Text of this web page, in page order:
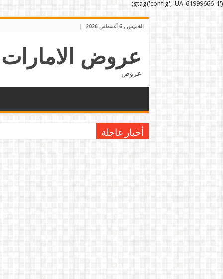
gtag('config', 'UA-61999666-1');
الخميس , 6 أغسطس 2026
عروض الامارات
عروض
أخبار عاجلة